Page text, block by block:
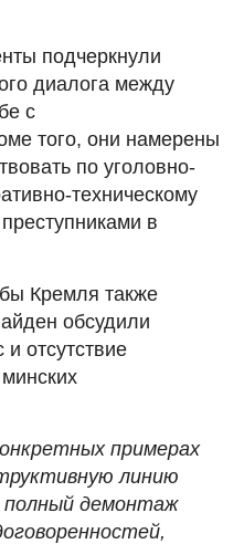
подчеркнули
диалога между
с
того, они намерены
по уголовно-
техническому
в
Кремля также
обсудили
и отсутствие
примерах
линию
полный демонтаж